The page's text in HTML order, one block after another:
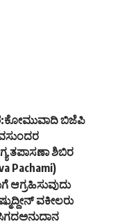
ಬಿಜೆಪಿ
ತಪಾಸಣಾ ಶಿಬಿರ
Pachami)
ಆಗ್ರಹಿಸುವುದು
ವಕೀಲರು